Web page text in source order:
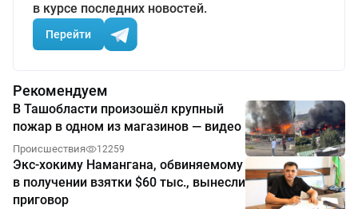
в курсе последних новостей.
Перейти
Рекомендуем
В Ташобласти произошёл крупный
пожар в одном из магазинов — видео
Происшествия 12259
Экс-хокиму Намангана, обвиняемому
в получении взятки $60 тыс., вынесли
приговор